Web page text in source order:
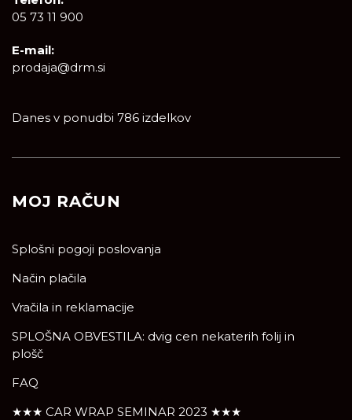
05 73 11 900
E-mail:
prodaja@drm.si
Danes v ponudbi 786 izdelkov
MOJ RAČUN
Splošni pogoji poslovanja
Način plačila
Vračila in reklamacije
SPLOŠNA OBVESTILA: dvig cen nekaterih folij in
plošč
FAQ
★★★ CAR WRAP SEMINAR 2023 ★★★